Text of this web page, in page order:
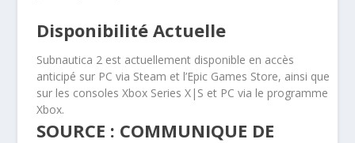
Disponibilité Actuelle
Subnautica 2 est actuellement disponible en accès
anticipé sur PC via Steam et l’Epic Games Store, ainsi que
sur les consoles Xbox Series X|S et PC via le programme
Xbox.
SOURCE : COMMUNIQUE DE